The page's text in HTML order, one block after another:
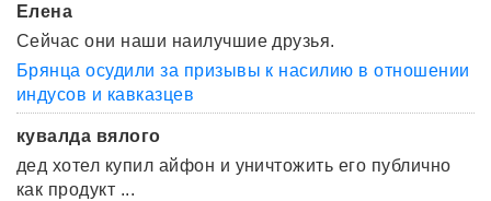
Елена
Сейчас они наши наилучшие друзья.
Брянца осудили за призывы к насилию в отношении
индусов и кавказцев
кувалда вялого
дед хотел купил айфон и уничтожить его публично
как продукт ...